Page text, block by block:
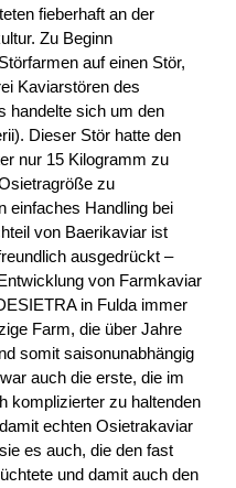
fieberhaft an der
Zu Beginn
auf einen Stör,
Kaviarstören des
handelte sich um den
Dieser Stör hatte den
nur 15 Kilogramm zu
zu
einfaches Handling bei
von Baerikaviar ist
ausgedrückt –
von Farmkaviar
in Fulda immer
Farm, die über Jahre
somit saisonunabhängig
auch die erste, die im
komplizierter zu haltenden
echten Osietrakaviar
es auch, die den fast
und damit auch den